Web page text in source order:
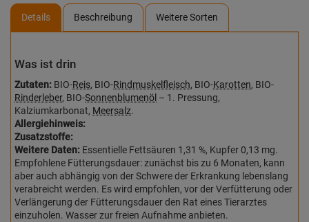
Details Beschreibung Weitere Sorten
Was ist drin
Zutaten: BIO-Reis, BIO-Rindmuskelfleisch, BIO-Karotten, BIO-
Rinderleber, BIO-Sonnenblumenöl – 1. Pressung,
Kalziumkarbonat, Meersalz.
Allergiehinweis:
Zusatzstoffe:
Weitere Daten: Essentielle Fettsäuren 1,31 %, Kupfer 0,13 mg.
Empfohlene Fütterungsdauer: zunächst bis zu 6 Monaten, kann
aber auch abhängig von der Schwere der Erkrankung lebenslang
verabreicht werden. Es wird empfohlen, vor der Verfütterung oder
Verlängerung der Fütterungsdauer den Rat eines Tierarztes
einzuholen. Wasser zur freien Aufnahme anbieten.